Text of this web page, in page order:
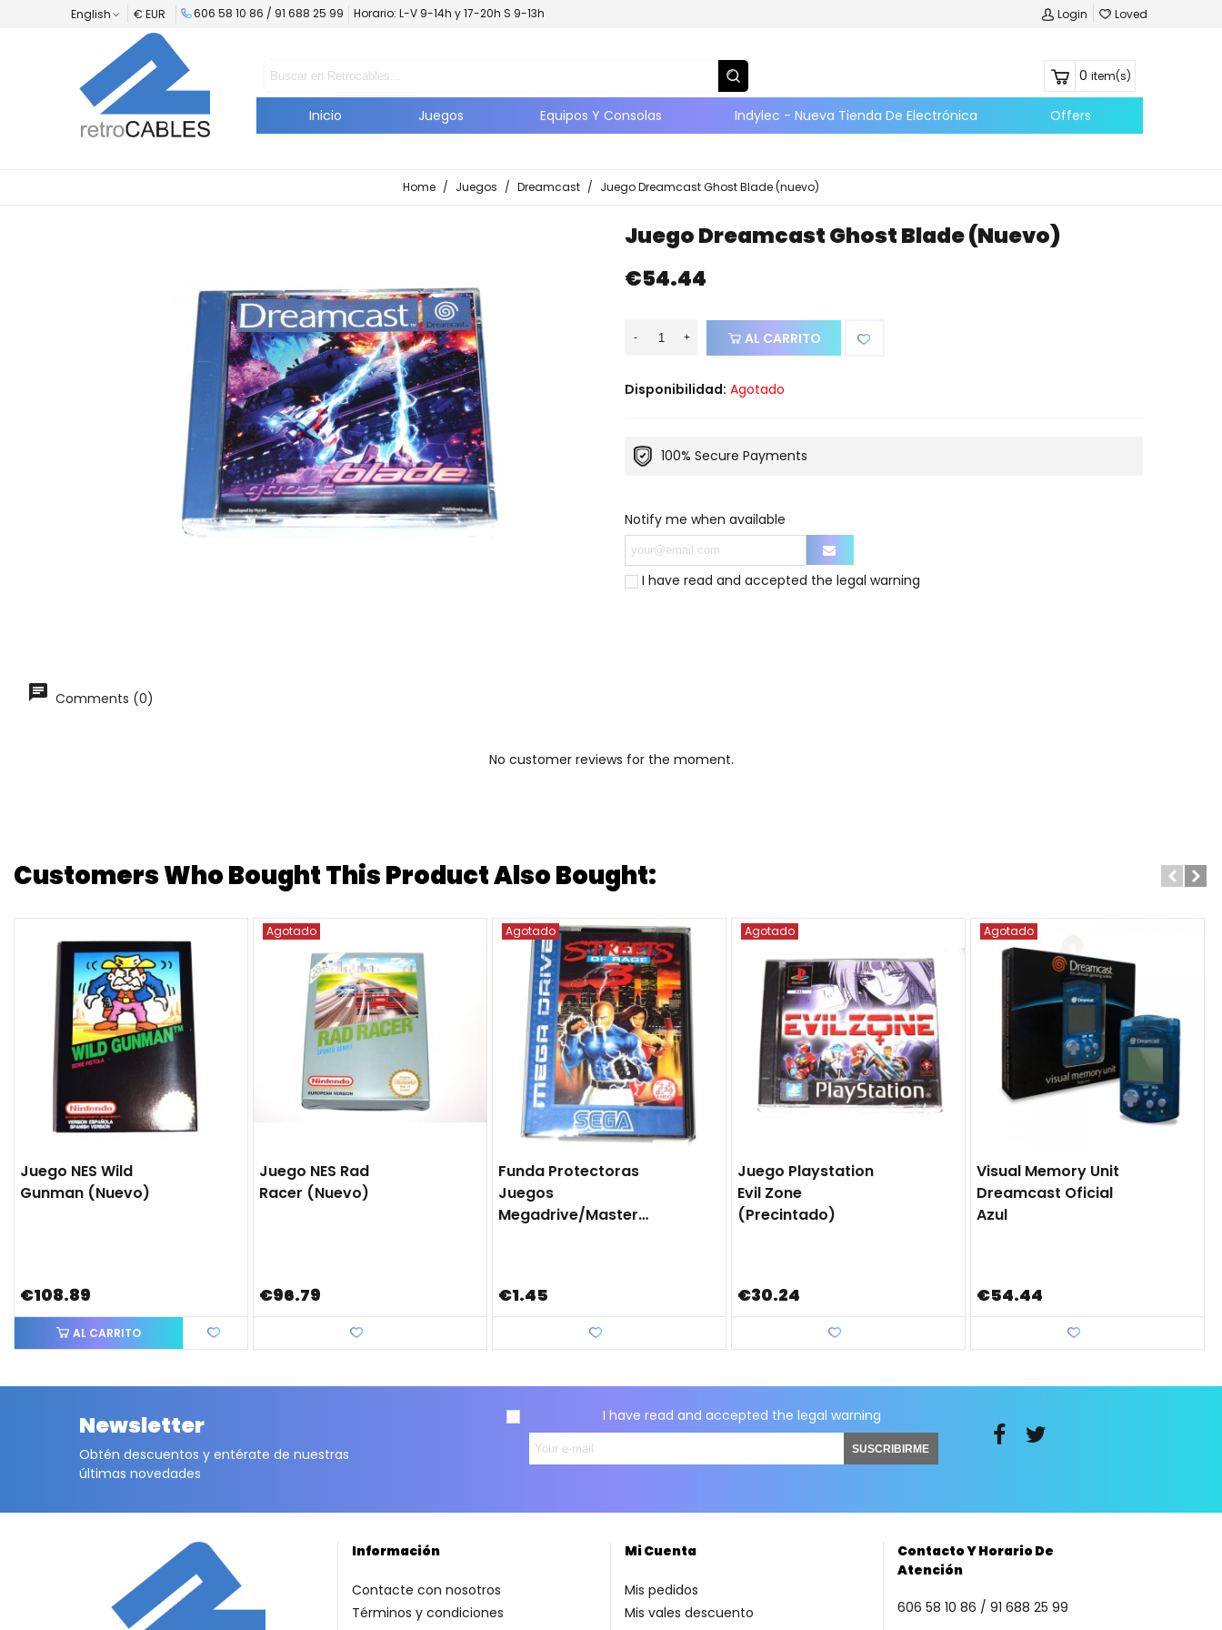
English € EUR 606 58 10 86 / 91 688 25 99 Horario: L-V 9-14h y 17-20h S 9-13h Login Loved
0 item(s)
Inicio Juegos Equipos Y Consolas Indylec - Nueva Tienda De Electrónica Offers
Home / Juegos / Dreamcast / Juego Dreamcast Ghost Blade (nuevo)
Juego Dreamcast Ghost Blade (nuevo)
€54.44
- + AL CARRITO
Disponibilidad: Agotado
100% Secure Payments
Notify me when available
I have read and accepted the legal warning
Comments (0)
No customer reviews for the moment.
Customers Who Bought This Product Also Bought:
Juego NES Wild
Gunman (nuevo)
€108.89
AL CARRITO
Agotado
Juego NES Rad
Racer (nuevo)
€96.79
Agotado
Funda Protectoras
Juegos
Megadrive/Mastersystem
€1.45
Agotado
Juego Playstation
Evil Zone
(precintado)
€30.24
Agotado
Visual Memory Unit
Dreamcast Oficial
Azul
€54.44
Newsletter
Obtén descuentos y entérate de nuestras
últimas novedades
I have read and accepted thelegal warning
SUSCRIBIRME
Contacto Y Horario De
Atención
606 58 10 86 / 91 688 25 99
Información
Contacte con nosotros
Términos y condiciones
Mi Cuenta
Mis pedidos
Mis vales descuento